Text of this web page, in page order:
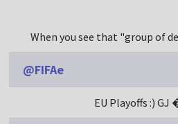
When you see that "group of
@FIFAe
EU Playoffs :)